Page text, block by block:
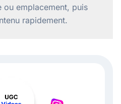
ou emplacement, puis
rapidement.